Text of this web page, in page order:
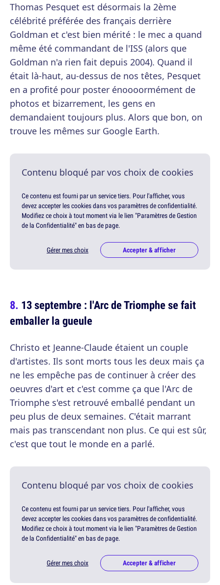
Thomas Pesquet est désormais la 2ème
célébrité préférée des français derrière
Goldman et c'est bien mérité : le mec a quand
même été commandant de l'ISS (alors que
Goldman n'a rien fait depuis 2004). Quand il
était là-haut, au-dessus de nos têtes, Pesquet
en a profité pour poster énoooormément de
photos et bizarrement, les gens en
demandaient toujours plus. Alors que bon, on
trouve les mêmes sur Google Earth.
Contenu bloqué par vos choix de cookies
Ce contenu est fourni par un service tiers. Pour l'afficher, vous
devez accepter les cookies dans vos paramètres de confidentialité.
Modifiez ce choix à tout moment via le lien "Paramètres de Gestion
de la Confidentialité" en bas de page.
Gérer mes choix Accepter & afficher
13 septembre : l'Arc de Triomphe se fait
emballer la gueule
Christo et Jeanne-Claude étaient un couple
d'artistes. Ils sont morts tous les deux mais ça
ne les empêche pas de continuer à créer des
oeuvres d'art et c'est comme ça que l'Arc de
Triomphe s'est retrouvé emballé pendant un
peu plus de deux semaines. C'était marrant
mais pas transcendant non plus. Ce qui est sûr,
c'est que tout le monde en a parlé.
Contenu bloqué par vos choix de cookies
Ce contenu est fourni par un service tiers. Pour l'afficher, vous
devez accepter les cookies dans vos paramètres de confidentialité.
Modifiez ce choix à tout moment via le lien "Paramètres de Gestion
de la Confidentialité" en bas de page.
Gérer mes choix Accepter & afficher